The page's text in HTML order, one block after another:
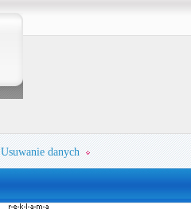
Usuwanie danych